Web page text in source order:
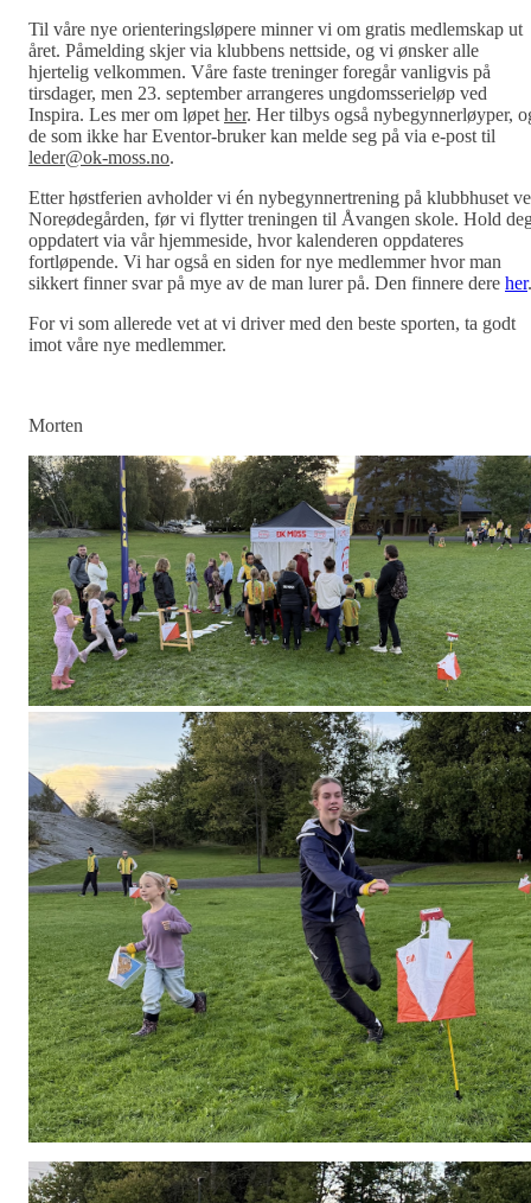
Til våre nye orienteringsløpere minner vi om gratis medlemskap ut
året. Påmelding skjer via klubbens nettside, og vi ønsker alle
hjertelig velkommen. Våre faste treninger foregår vanligvis på
tirsdager, men 23. september arrangeres ungdomsserieløp ved
Inspira. Les mer om løpet her. Her tilbys også nybegynnerløyper,
de som ikke har Eventor-bruker kan melde seg på via e-post til
leder@ok-moss.no.
Etter høstferien avholder vi én nybegynnertrening på klubbhuset
Noreødegården, før vi flytter treningen til Åvangen skole. Hold
oppdatert via vår hjemmeside, hvor kalenderen oppdateres
fortløpende. Vi har også en siden for nye medlemmer hvor man
sikkert finner svar på mye av de man lurer på. Den finnere dere her.
For vi som allerede vet at vi driver med den beste sporten, ta godt
imot våre nye medlemmer.
Morten